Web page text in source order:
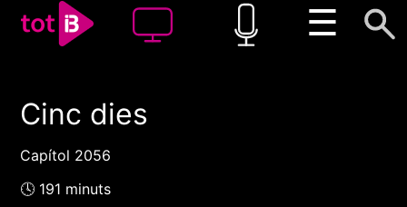
☰
00:00 00:00
Cinc dies
Capítol 2056
🕓 191 minuts